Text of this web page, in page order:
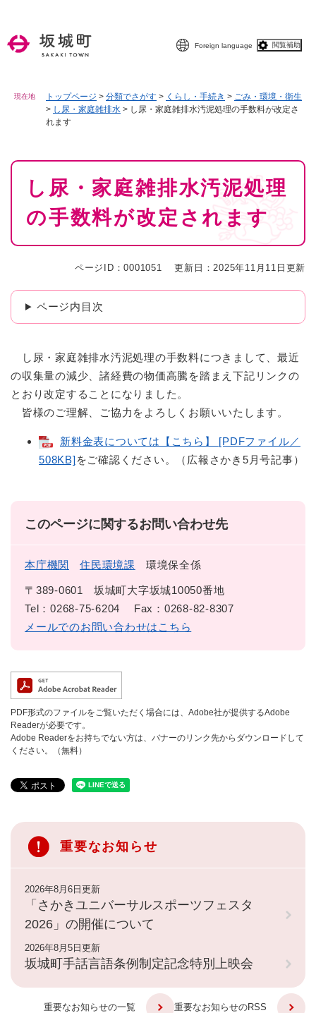
Foreign language 閲覧補助
現在地 トップページ > 分類でさがす > くらし・手続き > ごみ・環境・衛生
> し尿・家庭雑排水 > し尿・家庭雑排水汚泥処理の手数料が改定さ
れます
本
し尿・家庭雑排水汚泥処理
の手数料が改定されます
ページID：0001051 更新日：2025年11月11日更新
ページ内目次
し尿・家庭雑排水汚泥処理の手数料につきまして、最近
の収集量の減少、諸経費の物価高騰を踏まえ下記リンクの
とおり改定することになりました。
皆様のご理解、ご協力をよろしくお願いいたします。
新料金表については【こちら】 [PDFファイル／
508KB] をご確認ください。（広報さかき5月号記事）
このページに関するお問い合わせ先
本庁機関 住民環境課 環境保全係
〒389-0601
坂城町大字坂城10050番地
Tel：0268-75-6204
Fax：0268-82-8307
メールでのお問い合わせはこちら
PDF形式のファイルをご覧いただく場合には、Adobe社が提供するAdobe
Readerが必要です。
Adobe Readerをお持ちでない方は、バナーのリンク先からダウンロードして
ください。（無料）
重要なお知らせ
2026年8月6日更新
「さかきユニバーサルスポーツフェスタ
2026」の開催について
2026年8月5日更新
坂城町手話言語条例制定記念特別上映会
重要なお知らせの一覧 重要なお知らせのRSS